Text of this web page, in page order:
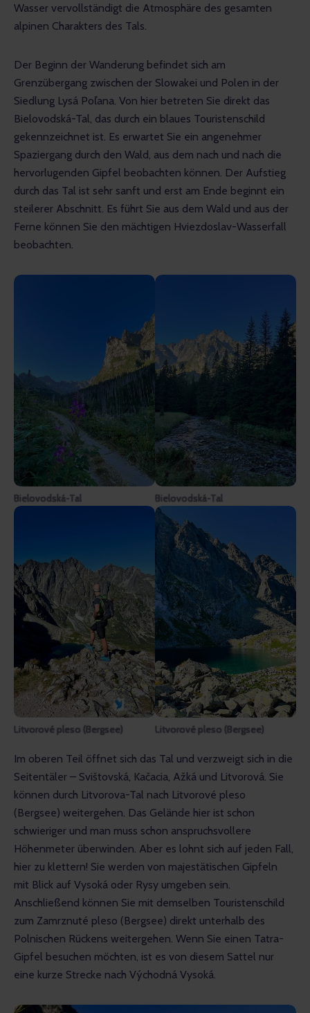
Wasser vervollständigt die Atmosphäre des gesamten
alpinen Charakters des Tals.
Der Beginn der Wanderung befindet sich am
Grenzübergang zwischen der Slowakei und Polen in der
Siedlung Lysá Poľana. Von hier betreten Sie direkt das
Bielovodská-Tal, das durch ein blaues Touristenschild
gekennzeichnet ist. Es erwartet Sie ein angenehmer
Spaziergang durch den Wald, aus dem nach und nach die
hervorlugenden Gipfel beobachten können. Der Aufstieg
durch das Tal ist sehr sanft und erst am Ende beginnt ein
steilerer Abschnitt. Es führt Sie aus dem Wald und aus der
Ferne können Sie den mächtigen Hviezdoslav-Wasserfall
beobachten.
Bielovodská-Tal Bielovodská-Tal
Litvorové pleso (Bergsee) Litvorové pleso (Bergsee)
Im oberen Teil öffnet sich das Tal und verzweigt sich in die
Seitentäler – Svištovská, Kačacia, Ažká und Litvorová. Sie
können durch Litvorova-Tal nach Litvorové pleso
(Bergsee) weitergehen. Das Gelände hier ist schon
schwieriger und man muss schon anspruchsvollere
Höhenmeter überwinden. Aber es lohnt sich auf jeden Fall,
hier zu klettern! Sie werden von majestätischen Gipfeln
mit Blick auf Vysoká oder Rysy umgeben sein.
Anschließend können Sie mit demselben Touristenschild
zum Zamrznuté pleso (Bergsee) direkt unterhalb des
Polnischen Rückens weitergehen. Wenn Sie einen Tatra-
Gipfel besuchen möchten, ist es von diesem Sattel nur
eine kurze Strecke nach Východná Vysoká.